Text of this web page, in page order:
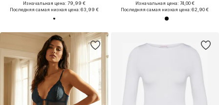
Изначальная цена: 79,99 €
Последняя самая низкая цена:63,99 €
Изначальная цена: 74,00 €
Последняя самая низкая цена:62,90 €